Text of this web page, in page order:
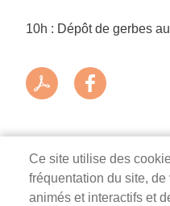
10h : Dépôt de gerbes
Ce site utilise des
fréquentation du site,
animés et interactifs et
Mairie de